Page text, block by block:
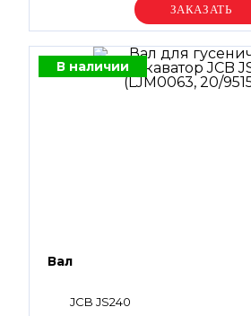
Уточняйте цену
В наличии
Вал
JCB JS240